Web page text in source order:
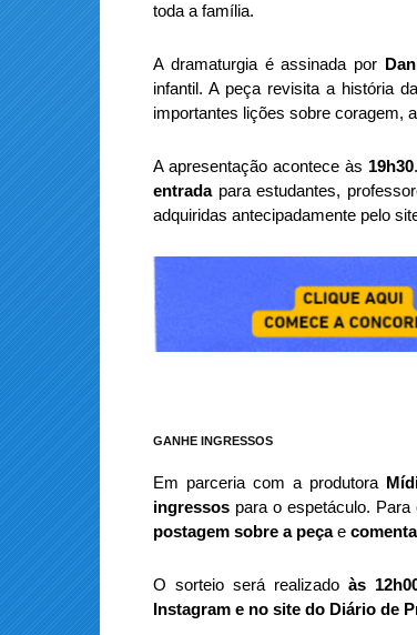
toda a família.
A dramaturgia é assinada por
infantil. A peça revisita a história
importantes lições sobre coragem,
A apresentação acontece às 19h30
entradapara estudantes,
adquiridas antecipadamente pelo
GANHE INGRESSOS
Em parceria com a produtora
ingressos para o espetáculo. Para
postagem sobre a peçae
O sorteio será realizado às
Instagram e no site do Diário de